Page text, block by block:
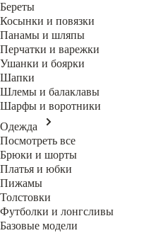
Береты
Косынки и повязки
Панамы и шляпы
Перчатки и варежки
Ушанки и боярки
Шапки
Шлемы и балаклавы
Шарфы и воротники
Одежда
Посмотреть все
Брюки и шорты
Платья и юбки
Пижамы
Толстовки
Футболки и лонгсливы
Базовые модели